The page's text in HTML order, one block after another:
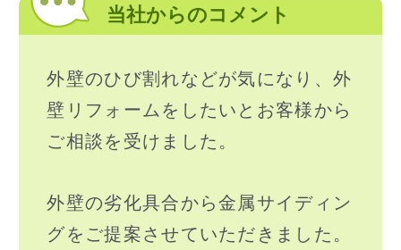
当社からのコメント
外壁のひび割れなどが気になり、外
壁リフォームをしたいとお客様から
ご相談を受けました。
外壁の劣化具合から金属サイディン
グをご提案させていただきました。